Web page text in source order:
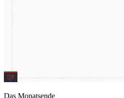
Das Monatsende